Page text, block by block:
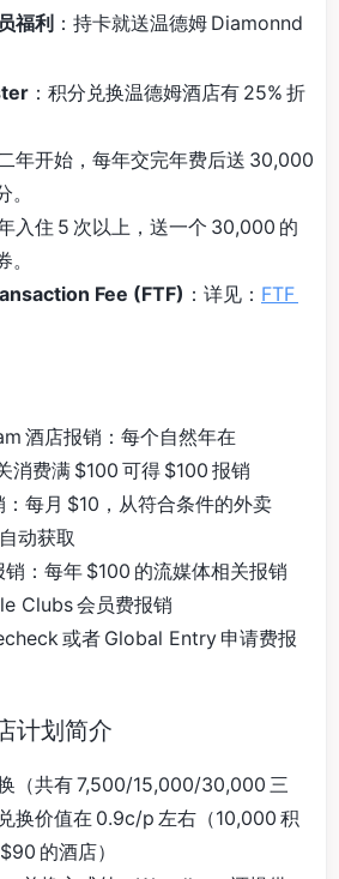
福利 ：持卡就送温德姆 Diamonnd
：积分兑换温德姆酒店有 25% 折
年开始，每年交完年费后送 30,000
入住 5 次以上，送一个 30,000 的
Fee (FTF) ：详见： FTF
酒店报销：每个自然年在
消费满 $100 可得 $100 报销
每月 $10，从符合条件的外卖
动获取
：每年 $100 的流媒体相关报销
Clubs 会员费报销
或者 Global Entry 申请费报
计划简介
（共有 7,500/15,000/30,000 三
换价值在 0.9c/p 左右（10,000 积
的酒店）